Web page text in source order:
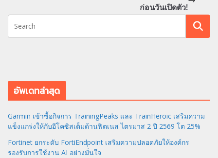
ก่อนวันเปิดตัว!
อัพเดทล่าสุด
Garmin เข้าซื้อกิจการ TrainingPeaks และ TrainHeroic เสริมความ
แข็งแกร่งให้กับอีโคซิสเต็มด้านฟิตเนส ไตรมาส 2 ปี 2569 โต 25%
Fortinet ยกระดับ FortiEndpoint เสริมความปลอดภัยให้องค์กร
รองรับการใช้งาน AI อย่างมั่นใจ